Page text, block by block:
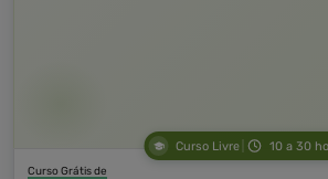
Curso Livre 10 a 30
Curso Grátis de